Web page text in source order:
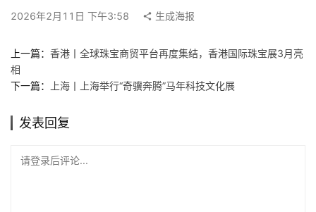
2026年2月11日 下午3:58 生成海报
上一篇： 香港丨全球珠宝商贸平台再度集结，香港国际珠宝展3月亮
相
下一篇：
上海丨上海举行“奇骥奔腾”马年科技文化展
发表回复
请登录后评论...